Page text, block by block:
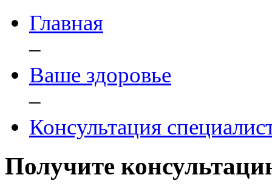
Главная
–
Ваше здоровье
–
Консультация
Получите